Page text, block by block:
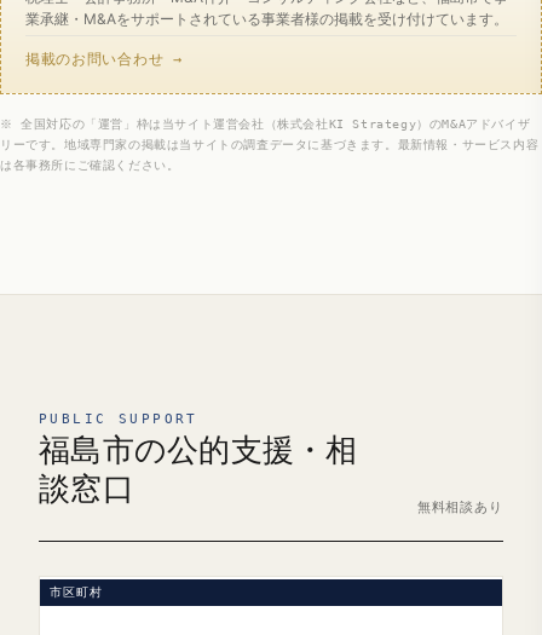
業承継・M&Aをサポートされている事業者様の掲載を受け付けています。
掲載のお問い合わせ →
※ 全国対応の「運営」枠は当サイト運営会社（株式会社KI Strategy）のM&Aアドバイザ
リーです。地域専門家の掲載は当サイトの調査データに基づきます。最新情報・サービス内容
は各事務所にご確認ください。
PUBLIC SUPPORT
福島市の公的支援・相
談窓口
無料相談あり
市区町村